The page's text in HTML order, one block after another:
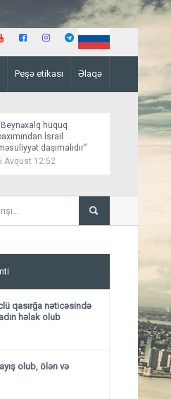
Peşə etikası Əlaqə
hüquq
İsrail
daşımalıdır”
Avqust 12:52
İmişlidə uşaq
qasırğa nəticəsində
həlak olub
olub, ölən və